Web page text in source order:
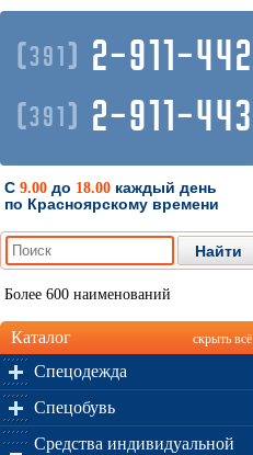
(391) 2-911-442
(391) 2-911-443
С 9.00 до 18.00 каждый день
по Красноярскому времени
Более 600 наименований
Каталог скрыть всё
Спецодежда
Спецобувь
Средства индивидуальной